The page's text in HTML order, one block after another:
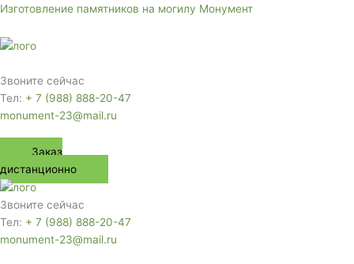
Перейти
содержимому
Изготовление памятников на могилу Монумент
Звоните сейчас
Тел: + 7 (988) 888-20-47
monument-23@mail.ru
Заказ
дистанционно
Звоните сейчас
Тел: + 7 (988) 888-20-47
monument-23@mail.ru